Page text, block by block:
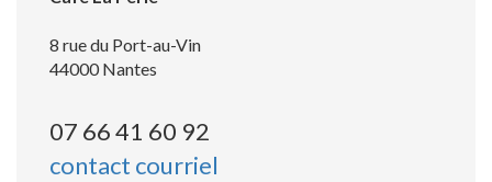
8 rue du Port-au-Vin
44000 Nantes
07 66 41 60 92
contact courriel